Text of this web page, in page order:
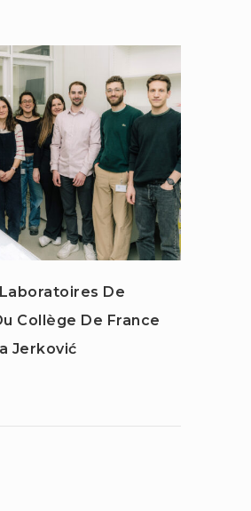
De
Collège De France
Jerković